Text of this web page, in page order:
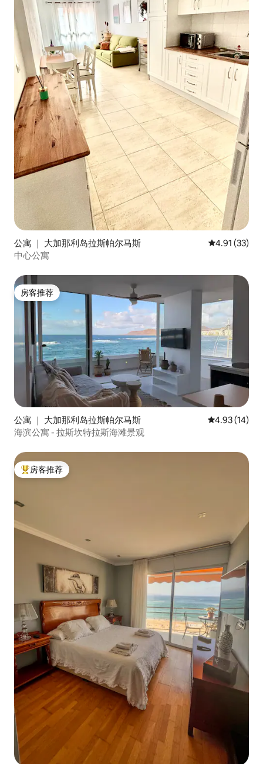
公寓 ｜ 大加那利岛拉斯帕尔马斯 平均评分
4.91 (33)
中心公寓
房客推荐
房客推荐
公寓 ｜ 大加那利岛拉斯帕尔马斯 平均评分
4.93 (14)
海滨公寓 - 拉斯坎特拉斯海滩景观
热门「房客推荐」
房客推荐